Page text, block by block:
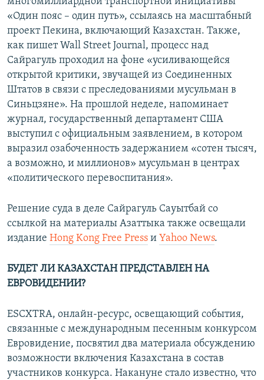
«Один пояс – один путь», ссылаясь на масштабный
проект Пекина, включающий Казахстан. Также,
как пишет Wall Street Journal, процесс над
Сайрагуль проходил на фоне «усиливающейся
открытой критики, звучащей из Соединенных
Штатов в связи с преследованиями мусульман в
Синьцзяне». На прошлой неделе, напоминает
журнал, государственный департамент США
выступил с официальным заявлением, в котором
выразил озабоченность задержанием «сотен тысяч,
а возможно, и миллионов» мусульман в центрах
«политического перевоспитания».
Решение суда в деле Сайрагуль Сауытбай со
ссылкой на материалы Азаттыка также освещали
издание Hong Kong Free Press и Yahoo News.
БУДЕТ ЛИ КАЗАХСТАН ПРЕДСТАВЛЕН НА
ЕВРОВИДЕНИИ?
ESCXTRA, онлайн-ресурс, освещающий события,
связанные с международным песенным конкурсом
Евровидение, посвятил два материала обсуждению
возможности включения Казахстана в состав
участников конкурса. Накануне стало известно, что